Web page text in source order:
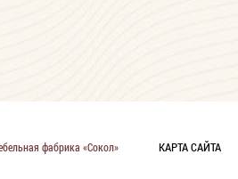
фабрика «Сокол» КАРТА САЙТА